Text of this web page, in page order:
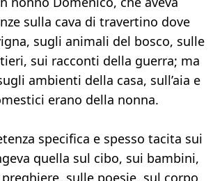
sulla cava di travertino dove
sugli animali del bosco, sulle
sui racconti della guerra; ma
ambienti della casa, sull’aia e
erano della nonna.
specifica e spesso tacita sui
quella sul cibo, sui bambini,
sulle poesie, sul corpo